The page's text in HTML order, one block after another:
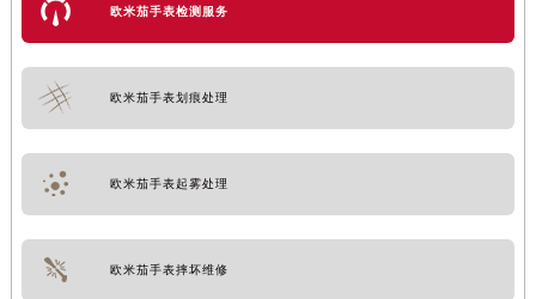
欧米茄手表检测服务
欧米茄手表划痕处理
欧米茄手表起雾处理
欧米茄手表摔坏维修